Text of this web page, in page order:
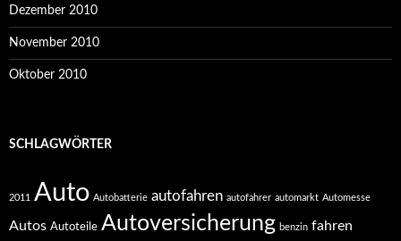
Dezember 2010
November 2010
Oktober 2010
SCHLAGWÖRTER
2011 Auto Autobatterie autofahren autofahrer automarkt Automesse
Autos Autoteile Autoversicherung benzin fahren